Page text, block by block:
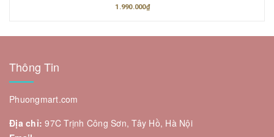
1.990.000₫
Thông Tin
Phuongmart.com
Địa chỉ: 97C Trịnh Công Sơn, Tây Hồ, Hà Nội